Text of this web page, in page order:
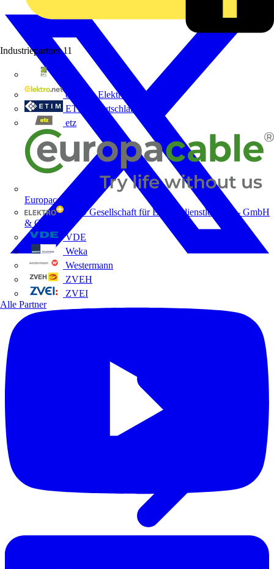
Industriepartner 11
bfe
de - das Elektrohandwerk
ETIM Deutschland eV
etz
Europacable
GED Gesellschaft für Energiedienstleistung - GmbH
& Co. KG
VDE
Weka
Westermann
ZVEH
ZVEI
Alle Partner